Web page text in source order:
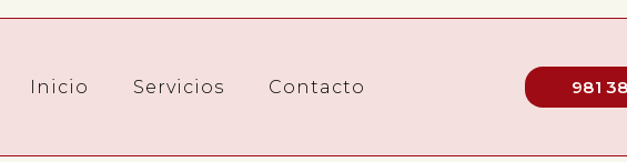
Inicio Servicios Contacto 981